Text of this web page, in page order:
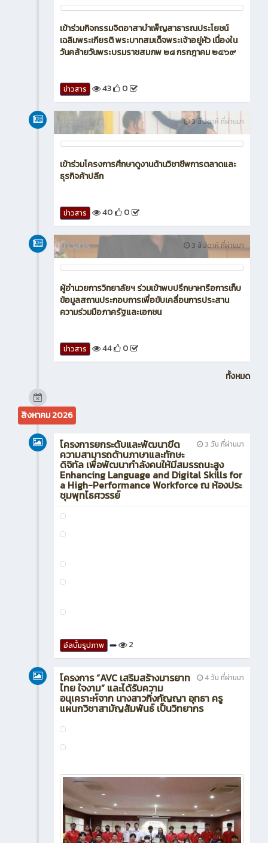
เข้าร่วมกิจกรรมจิตอาสาบำเพ็ญสาธารณประโยชน์
เฉลิมพระเกียรติ พระบาทสมเด็จพระเจ้าอยู่หัว เนื่องใน
วันคล้ายวันพระบรมราชสมภพ ๒๘ กรกฎาคม ๒๕๖๙
ข่าวสาร 43 0
3 สัปดาห์ ที่ผ่านมา
ข่าวสาร
เข้าร่วมโครงการศึกษาดูงานด้านวิชาชีพการตลาดและ
ธุรกิจค้าปลีก
ข่าวสาร 40 0
3 สัปดาห์ ที่ผ่านมา
ข่าวสาร
ผู้อำนวยการวิทยาลัยฯ ร่วมเข้าพบปรึกษาหารือการเก็บ
ข้อมูลสถานประกอบการเพื่อขับเคลื่อนการประสาน
ความร่วมมือภาครัฐและเอกชน
ข่าวสาร 44 0
ทั้งหมด
สิงหาคม 2026
3 วัน ที่ผ่านมา
โครงการยกระดับและพัฒนาขีด
ความสามารถด้านภาษาและทักษะ
ดิจิทัล เพื่อพัฒนากำลังคนให้มีสมรรถนะสูง
Enhancing Language and Digital Skills for
a High-Performance Workforce ณ ห้องประ
ชุมพุทไธศวรรย์